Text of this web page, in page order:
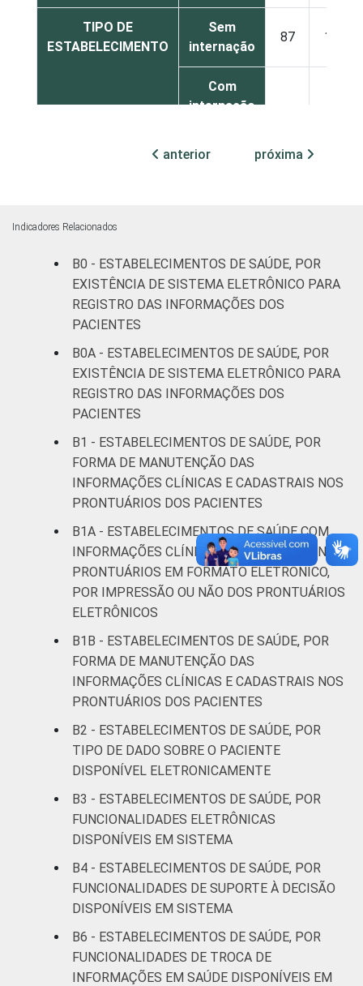
TIPO DE
ESTABELECIMENTO
Sem
internação
87 12
Com
internação
Serviço de
apoio à
92
IDENTIFICAÇÃO DE
UNIDADE BÁSICA
DE SAÚDE
UBS 90 10
LOCALIZAÇÃO Capital
Interior
Fonte: CGI.br/NIC.br, Centro Regional de
Estudos para o Desenvolvimento da
Sociedade da Informação (Cetic.br),
Pesquisa sobre o uso das tecnologias de
informação e comunicação nos
estabelecimentos de saúde brasileiros – TIC
Saúde 2023.
anterior próxima
Indicadores Relacionados
B0 - ESTABELECIMENTOS DE SAÚDE, POR
EXISTÊNCIA DE SISTEMA ELETRÔNICO PARA
REGISTRO DAS INFORMAÇÕES DOS
PACIENTES
B0A - ESTABELECIMENTOS DE SAÚDE, POR
EXISTÊNCIA DE SISTEMA ELETRÔNICO PARA
REGISTRO DAS INFORMAÇÕES DOS
PACIENTES
B1 - ESTABELECIMENTOS DE SAÚDE, POR
FORMA DE MANUTENÇÃO DAS
INFORMAÇÕES CLÍNICAS E CADASTRAIS NOS
PRONTUÁRIOS DOS PACIENTES
B1A - ESTABELECIMENTOS DE SAÚDE COM
INFORMAÇÕES CLÍNICAS E CADASTRAIS NOS
PRONTUÁRIOS EM FORMATO ELETRÔNICO,
POR IMPRESSÃO OU NÃO DOS PRONTUÁRIOS
ELETRÔNICOS
B1B - ESTABELECIMENTOS DE SAÚDE, POR
FORMA DE MANUTENÇÃO DAS
INFORMAÇÕES CLÍNICAS E CADASTRAIS NOS
PRONTUÁRIOS DOS PACIENTES
B2 - ESTABELECIMENTOS DE SAÚDE, POR
TIPO DE DADO SOBRE O PACIENTE
DISPONÍVEL ELETRONICAMENTE
B3 - ESTABELECIMENTOS DE SAÚDE, POR
FUNCIONALIDADES ELETRÔNICAS
DISPONÍVEIS EM SISTEMA
B4 - ESTABELECIMENTOS DE SAÚDE, POR
FUNCIONALIDADES DE SUPORTE À DECISÃO
DISPONÍVEIS EM SISTEMA
B6 - ESTABELECIMENTOS DE SAÚDE, POR
FUNCIONALIDADES DE TROCA DE
INFORMAÇÕES EM SAÚDE DISPONÍVEIS EM